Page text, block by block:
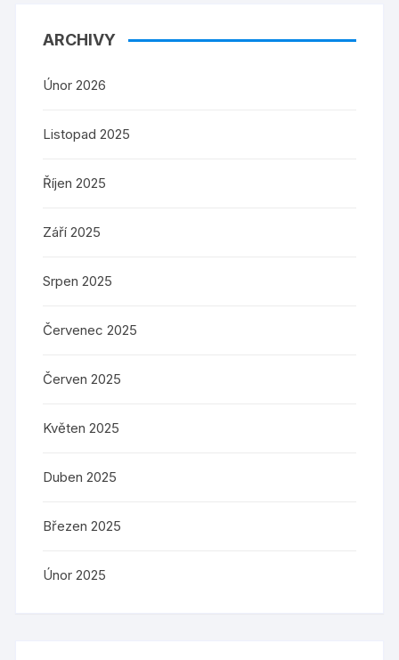
ARCHIVY
Únor 2026
Listopad 2025
Říjen 2025
Září 2025
Srpen 2025
Červenec 2025
Červen 2025
Květen 2025
Duben 2025
Březen 2025
Únor 2025